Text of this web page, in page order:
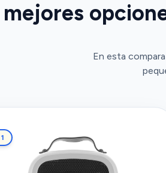
mejores
En esta